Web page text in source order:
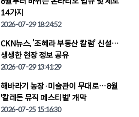
14가지
2026-07-29 18:24:52
CKN뉴스, ‘조혜라 부동산 칼럼’ 신설…
생생한 현장 정보 공유
2026-07-29 13:41:29
해바라기 농장·미술관이 무대로…8월
'칼레돈 뮤직 페스티벌' 개막
2026-07-25 15:16:30